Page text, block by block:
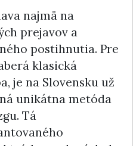
najmä na
prejavov a
postihnutia. Pre
klasická
je na Slovensku už
unikátna metóda
Tá